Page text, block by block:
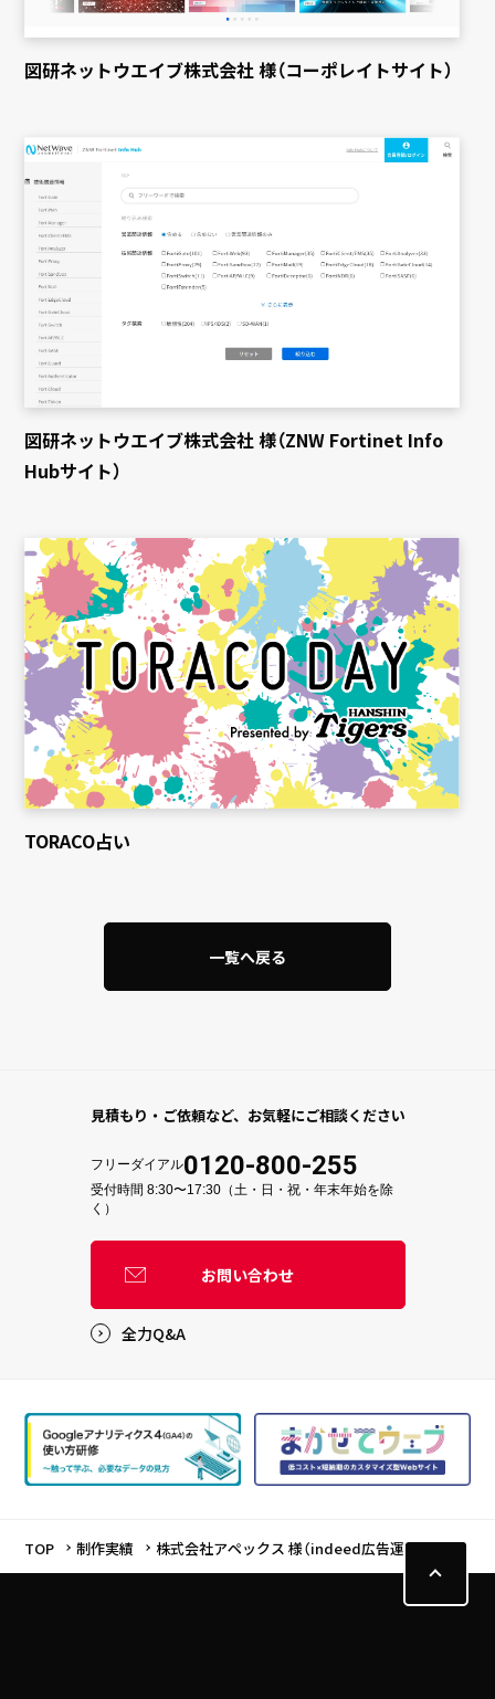
図研ネットウエイブ株式会社 様（コーポレイトサイト）
図研ネットウエイブ株式会社 様（ZNW Fortinet Info
Hubサイト）
TORACO占い
一覧へ戻る
見積もり・ご依頼など、 お気軽にご相談ください
フリーダイアル0120-800-255
受付時間 8:30〜17:30（土・日・祝・年末年始を除
く）
お問い合わせ
全力Q&A
TOP 制作実績 株式会社アペックス 様（indeed広告運用）